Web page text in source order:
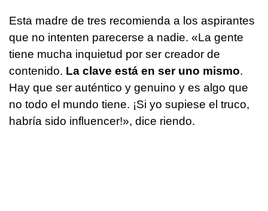
Esta madre de tres recomienda a los aspirantes
que no intenten parecerse a nadie. «La gente
tiene mucha inquietud por ser creador de
contenido. La clave está en ser uno mismo.
Hay que ser auténtico y genuino y es algo que
no todo el mundo tiene. ¡Si yo supiese el truco,
habría sido influencer!», dice riendo.